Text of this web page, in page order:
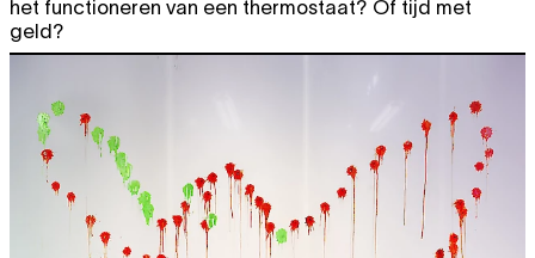
het functioneren van een thermostaat? Of tijd met
geld?